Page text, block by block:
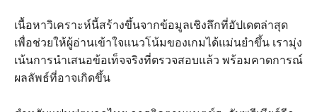
เนื้อหาวิเคราะห์นี้สร้างขึ้นจากข้อมูลเชิงลึกที่อัปเดตล่าสุด
เพื่อช่วยให้ผู้อ่านเข้าใจแนวโน้มของเกมได้แม่นยำขึ้น เรามุ่ง
เน้นการนำเสนอข้อเท็จจริงที่ตรวจสอบแล้ว พร้อมคาดการณ์
ผลลัพธ์ที่อาจเกิดขึ้น